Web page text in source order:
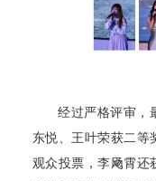
经过严格评审，
东悦、王叶荣获二等
观众投票，李飏霄还